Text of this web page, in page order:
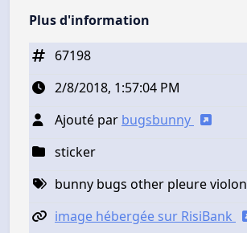
Plus d'information
67198
2/8/2018, 1:57:04 PM
Ajouté par bugsbunny
sticker
bunny bugs other pleure violon
image hébergée sur RisiBank